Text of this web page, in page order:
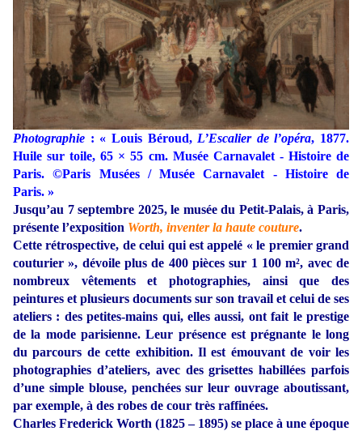
Photographie : « Louis Béroud, L’Escalier de l’opéra, 1877.
Huile sur toile, 65 × 55 cm. Musée Carnavalet - Histoire de
Paris. ©Paris Musées / Musée Carnavalet - Histoire de
Paris. »
Jusqu’au 7 septembre 2025, le musée du Petit-Palais, à Paris,
présente l’exposition Worth, inventer la haute couture.
Cette rétrospective, de celui qui est appelé « le premier grand
couturier », dévoile plus de 400 pièces sur 1 100 m², avec de
nombreux vêtements et photographies, ainsi que des
peintures et plusieurs documents sur son travail et celui de ses
ateliers : des petites-mains qui, elles aussi, ont fait le prestige
de la mode parisienne. Leur présence est prégnante le long
du parcours de cette exhibition. Il est émouvant de voir les
photographies d’ateliers, avec des grisettes habillées parfois
d’une simple blouse, penchées sur leur ouvrage aboutissant,
par exemple, à des robes de cour très raffinées.
Charles Frederick Worth (1825 – 1895) se place à une époque